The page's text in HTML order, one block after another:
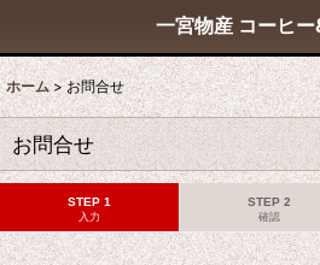
一宮物産 コーヒ
ホーム > お問合せ
お問合せ
STEP 1
入力
STEP 2
確認